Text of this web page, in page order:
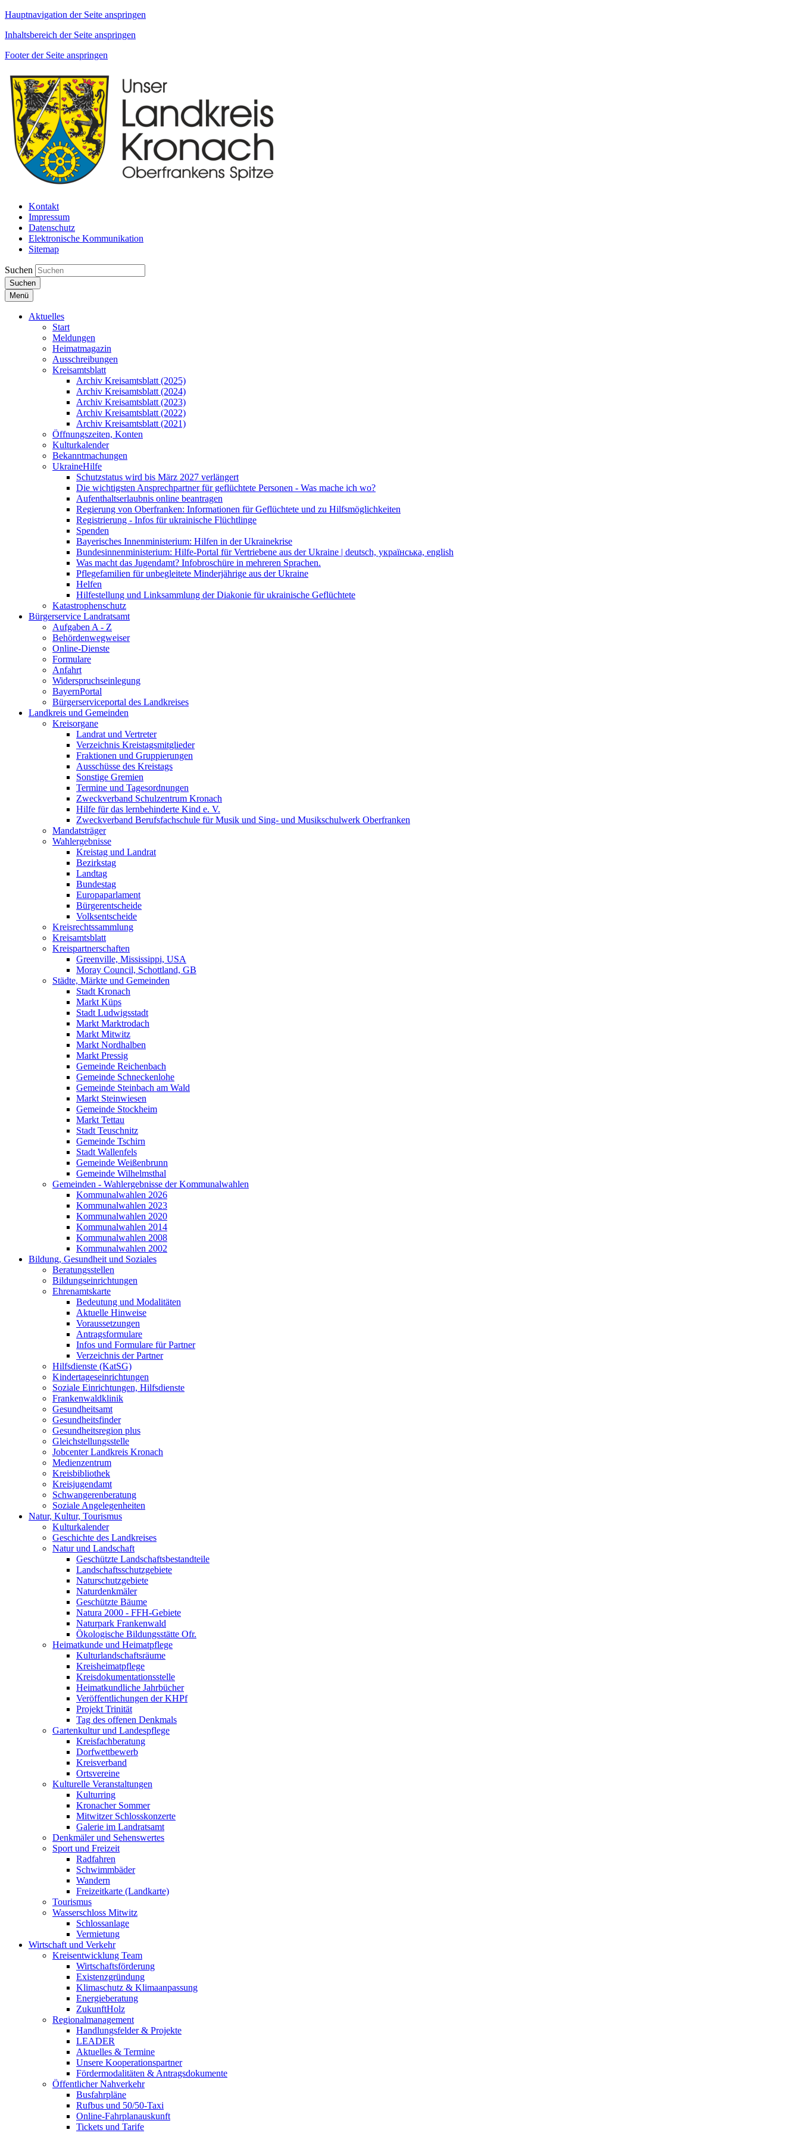
Hauptnavigation der Seite anspringen
Inhaltsbereich der Seite anspringen
Footer der Seite anspringen
Kontakt
Impressum
Datenschutz
Elektronische Kommunikation
Sitemap
Suchen
Suchen
Menü
Aktuelles
Start
Meldungen
Heimatmagazin
Ausschreibungen
Kreisamtsblatt
Archiv Kreisamtsblatt (2025)
Archiv Kreisamtsblatt (2024)
Archiv Kreisamtsblatt (2023)
Archiv Kreisamtsblatt (2022)
Archiv Kreisamtsblatt (2021)
Öffnungszeiten, Konten
Kulturkalender
Bekanntmachungen
UkraineHilfe
Schutzstatus wird bis März 2027 verlängert
Die wichtigsten Ansprechpartner für geflüchtete Personen - Was mache ich wo?
Aufenthaltserlaubnis online beantragen
Regierung von Oberfranken: Informationen für Geflüchtete und zu Hilfsmöglichkeiten
Registrierung - Infos für ukrainische Flüchtlinge
Spenden
Bayerisches Innenministerium: Hilfen in der Ukrainekrise
Bundesinnenministerium: Hilfe-Portal für Vertriebene aus der Ukraine | deutsch, українська, english
Was macht das Jugendamt? Infobroschüre in mehreren Sprachen.
Pflegefamilien für unbegleitete Minderjährige aus der Ukraine
Helfen
Hilfestellung und Linksammlung der Diakonie für ukrainische Geflüchtete
Katastrophenschutz
Bürgerservice Landratsamt
Aufgaben A - Z
Behördenwegweiser
Online-Dienste
Formulare
Anfahrt
Widerspruchseinlegung
BayernPortal
Bürgerserviceportal des Landkreises
Landkreis und Gemeinden
Kreisorgane
Landrat und Vertreter
Verzeichnis Kreistagsmitglieder
Fraktionen und Gruppierungen
Ausschüsse des Kreistags
Sonstige Gremien
Termine und Tagesordnungen
Zweckverband Schulzentrum Kronach
Hilfe für das lernbehinderte Kind e. V.
Zweckverband Berufsfachschule für Musik und Sing- und Musikschulwerk Oberfranken
Mandatsträger
Wahlergebnisse
Kreistag und Landrat
Bezirkstag
Landtag
Bundestag
Europaparlament
Bürgerentscheide
Volksentscheide
Kreisrechtssammlung
Kreisamtsblatt
Kreispartnerschaften
Greenville, Mississippi, USA
Moray Council, Schottland, GB
Städte, Märkte und Gemeinden
Stadt Kronach
Markt Küps
Stadt Ludwigsstadt
Markt Marktrodach
Markt Mitwitz
Markt Nordhalben
Markt Pressig
Gemeinde Reichenbach
Gemeinde Schneckenlohe
Gemeinde Steinbach am Wald
Markt Steinwiesen
Gemeinde Stockheim
Markt Tettau
Stadt Teuschnitz
Gemeinde Tschirn
Stadt Wallenfels
Gemeinde Weißenbrunn
Gemeinde Wilhelmsthal
Gemeinden - Wahlergebnisse der Kommunalwahlen
Kommunalwahlen 2026
Kommunalwahlen 2023
Kommunalwahlen 2020
Kommunalwahlen 2014
Kommunalwahlen 2008
Kommunalwahlen 2002
Bildung, Gesundheit und Soziales
Beratungsstellen
Bildungseinrichtungen
Ehrenamtskarte
Bedeutung und Modalitäten
Aktuelle Hinweise
Voraussetzungen
Antragsformulare
Infos und Formulare für Partner
Verzeichnis der Partner
Hilfsdienste (KatSG)
Kindertageseinrichtungen
Soziale Einrichtungen, Hilfsdienste
Frankenwaldklinik
Gesundheitsamt
Gesundheitsfinder
Gesundheitsregion plus
Gleichstellungsstelle
Jobcenter Landkreis Kronach
Medienzentrum
Kreisbibliothek
Kreisjugendamt
Schwangerenberatung
Soziale Angelegenheiten
Natur, Kultur, Tourismus
Kulturkalender
Geschichte des Landkreises
Natur und Landschaft
Geschützte Landschaftsbestandteile
Landschaftsschutzgebiete
Naturschutzgebiete
Naturdenkmäler
Geschützte Bäume
Natura 2000 - FFH-Gebiete
Naturpark Frankenwald
Ökologische Bildungsstätte Ofr.
Heimatkunde und Heimatpflege
Kulturlandschaftsräume
Kreisheimatpflege
Kreisdokumentationsstelle
Heimatkundliche Jahrbücher
Veröffentlichungen der KHPf
Projekt Trinität
Tag des offenen Denkmals
Gartenkultur und Landespflege
Kreisfachberatung
Dorfwettbewerb
Kreisverband
Ortsvereine
Kulturelle Veranstaltungen
Kulturring
Kronacher Sommer
Mitwitzer Schlosskonzerte
Galerie im Landratsamt
Denkmäler und Sehenswertes
Sport und Freizeit
Radfahren
Schwimmbäder
Wandern
Freizeitkarte (Landkarte)
Tourismus
Wasserschloss Mitwitz
Schlossanlage
Vermietung
Wirtschaft und Verkehr
Kreisentwicklung Team
Wirtschaftsförderung
Existenzgründung
Klimaschutz & Klimaanpassung
Energieberatung
ZukunftHolz
Regionalmanagement
Handlungsfelder & Projekte
LEADER
Aktuelles & Termine
Unsere Kooperationspartner
Fördermodalitäten & Antragsdokumente
Öffentlicher Nahverkehr
Busfahrpläne
Rufbus und 50/50-Taxi
Online-Fahrplanauskunft
Tickets und Tarife